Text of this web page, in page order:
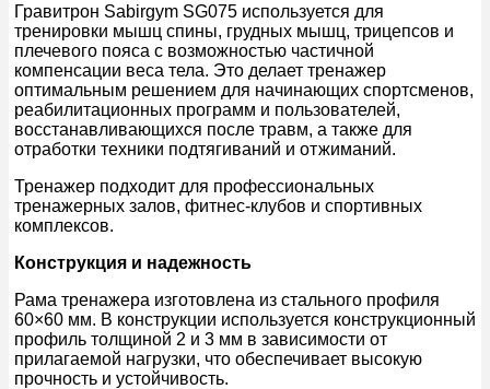
Гравитрон Sabirgym SG075 используется для
тренировки мышц спины, грудных мышц, трицепсов и
плечевого пояса с возможностью частичной
компенсации веса тела. Это делает тренажер
оптимальным решением для начинающих спортсменов,
реабилитационных программ и пользователей,
восстанавливающихся после травм, а также для
отработки техники подтягиваний и отжиманий.
Тренажер подходит для профессиональных
тренажерных залов, фитнес-клубов и спортивных
комплексов.
Конструкция и надежность
Рама тренажера изготовлена из стального профиля
60×60 мм. В конструкции используется конструкционный
профиль толщиной 2 и 3 мм в зависимости от
прилагаемой нагрузки, что обеспечивает высокую
прочность и устойчивость.